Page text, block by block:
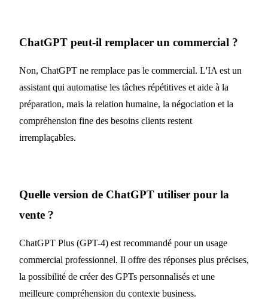
ChatGPT peut-il remplacer un commercial ?
Non, ChatGPT ne remplace pas le commercial. L'IA est un
assistant qui automatise les tâches répétitives et aide à la
préparation, mais la relation humaine, la négociation et la
compréhension fine des besoins clients restent
irremplaçables.
Quelle version de ChatGPT utiliser pour la
vente ?
ChatGPT Plus (GPT-4) est recommandé pour un usage
commercial professionnel. Il offre des réponses plus précises,
la possibilité de créer des GPTs personnalisés et une
meilleure compréhension du contexte business.